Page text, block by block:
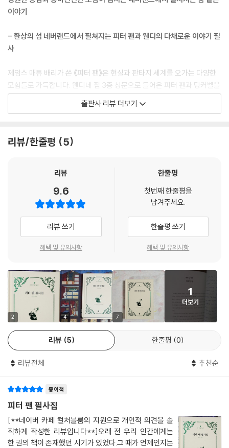
이야기
- 환상의 섬 네버랜드에서 펼쳐지는 피터 팬과 웬디의 다채로운 이야기 필
사
제임스 매튜 배리가 쓴 《피터 팬》은 현실과 판타지 세계를 오가는 다양한
모험들로 가득합니다. 웬디네 집 3층 창문으로 들어온 피터 팬과 팅커벨을
처음 마주한 순간부터 환상의 섬 네버랜드로 떠나 해적 후크 선장과 대적
하여 각종 모험을 하고 돌아온 이야기까지, 때론 흥미롭고 때론 스릴 넘치
모험 이야기를 읽다 보면 소소한 일상을 환기해 줄 동심 어린 특별한 순간
필사하면서 그런 순간의 즐거움을 느껴보세요.
- 필사하기에 편하고 튼튼한 양장본과 《피터 팬》에 어울리는 9가지 필사
노트 디자인
언제 어디서나 편하게 들고 다니며 필사할 수 있도록 튼튼하고 고급스러운
양장 제본으로 만들었습니다. 필사의 완성도를 높여주는 180도로 펼쳐지
필사책을 소장하는 즐거움을 충분히 느껴볼 수 있습니다. 또한, 필사하는
부분을 《피터 팬》과 잘 어울리는 초록 계열 색상의 바탕에 9가지의 필사
노트 디자인으로 만들어서 필사하는 즐거움을 한 장씩 느낄 수 있도록 구
성했습니다. 환상적이고 흥미진진한 이야기로 가득한 한 권의 소설 《피터
팬》을 차분히 필사하는 순간은 하루 중 힐링하는 순간이 될 것입니다. 그
순간을 나에게, 혹은 좋아하는 사람에게 선물해 보세요.
출판사 리뷰 더보기
리뷰/한줄평 5
리뷰
9.6
리뷰 쓰기
혜택 및 유의사항
한줄평
첫번째 한줄평을
남겨주세요.
한줄평 쓰기
혜택 및 유의사항
2 4 7
1
더보기
리뷰 5 한줄평 0
리뷰전체 추천순
종이책
피터 팬 필사집
[**네이버 카페 컬처블룸의 지원으로 개인적 의견을 솔
직하게 작성한 리뷰입니다**]오래 전 우리 인간에게는
한 권의 책이 존재했던 시기가 있었다.그 때가 언제인지는